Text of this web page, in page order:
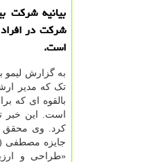
بیانیه شركت
است.
به گزارش لیمو
تک که مدیر
است. این خبر
کرد. وی محقق
جایزه مصطفی
«طراحی و